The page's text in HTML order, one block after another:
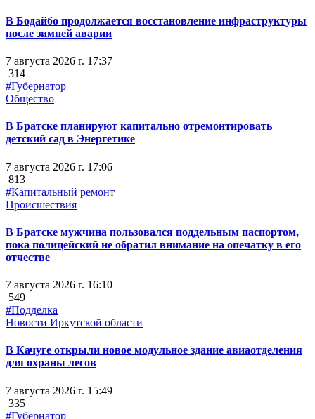
В Бодайбо продолжается восстановление инфраструктуры
после зимней аварии
7 августа 2026 г. 17:37
314
#Губернатор
Общество
В Братске планируют капитально отремонтировать
детский сад в Энергетике
7 августа 2026 г. 17:06
813
#Капитальный ремонт
Происшествия
В Братске мужчина пользовался поддельным паспортом,
пока полицейский не обратил внимание на опечатку в его
отчестве
7 августа 2026 г. 16:10
549
#Подделка
Новости Иркутской области
В Качуге открыли новое модульное здание авиаотделения
для охраны лесов
7 августа 2026 г. 15:49
335
#Губернатор